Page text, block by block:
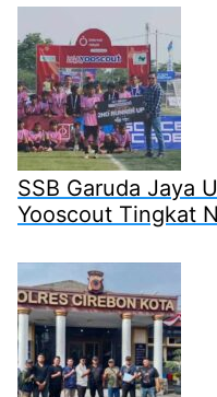
SSB Garuda Jaya
Yooscout Tingkat